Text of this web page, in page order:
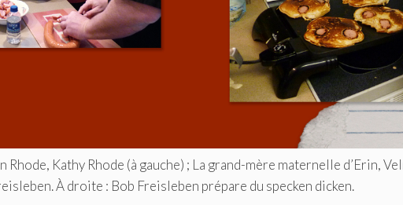
Rhode, Kathy Rhode (à gauche) ; La grand-mère maternelle d’Erin,
À droite : Bob Freisleben prépare du specken dicken.